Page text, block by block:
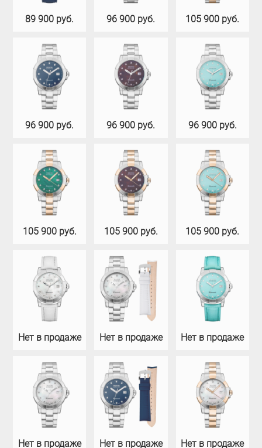
89 900 руб. 96 900 руб. 105 900 руб.
96 900 руб. 96 900 руб. 96 900 руб.
105 900 руб. 105 900 руб. 105 900 руб.
Нет в продаже Нет в продаже Нет в продаже
Нет в продаже Нет в продаже Нет в продаже